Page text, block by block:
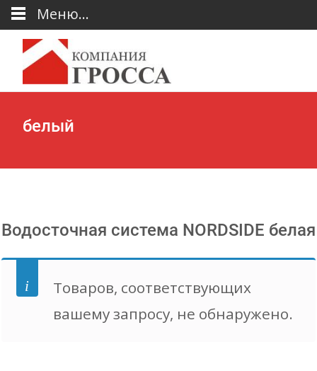
белый
Водосточная система NORDSIDE белая
Товаров, соответствующих
вашему запросу, не обнаружено.
Меню...